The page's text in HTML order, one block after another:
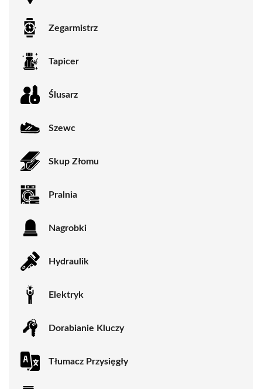
Zegarmistrz
Tapicer
Ślusarz
Szewc
Skup Złomu
Pralnia
Nagrobki
Hydraulik
Elektryk
Dorabianie Kluczy
Tłumacz Przysięgły